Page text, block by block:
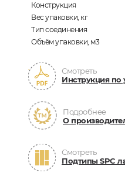
Конструкция
Вес упаковки, кг
Тип соединения
Объём упаковки, м3
Смотреть
Инструкция по
Подробнее
О
Смотреть
Подтипы SPC